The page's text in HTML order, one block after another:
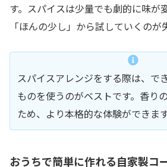
す。スパイスは少量でも劇的に味が
「ほんの少し」から試していくのが
スパイスアレンジをする際は、で
ものを使うのがベストです。香り
ため、より本格的な体験ができます
おうちで簡単に作れる自家製コ